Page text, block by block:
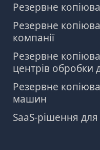
Резервне
Резервне
компанії
Резервне
центрів обробки
Резервне
машин
SaaS-рішення